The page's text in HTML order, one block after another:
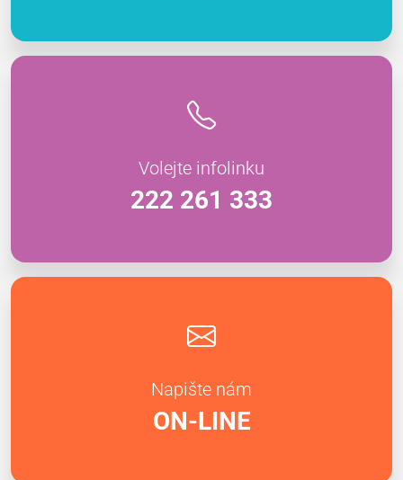
Volejte infolinku
222 261 333
Napište nám
ON-LINE